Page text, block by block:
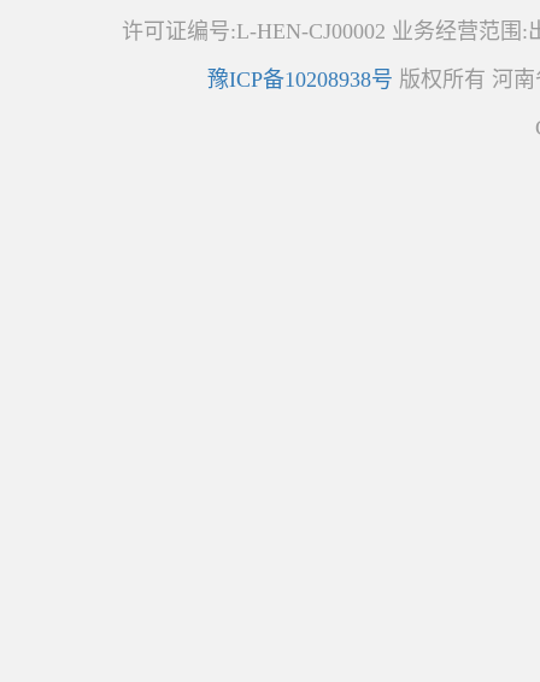
许可证编号:L-HEN-CJ00002 业务经营范围
豫ICP备10208938号 版权所有 河